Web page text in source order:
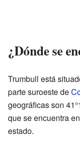
¿Dónde se
Trumbull está
parte suroeste de
geográficas son
que se encuentra
estado.